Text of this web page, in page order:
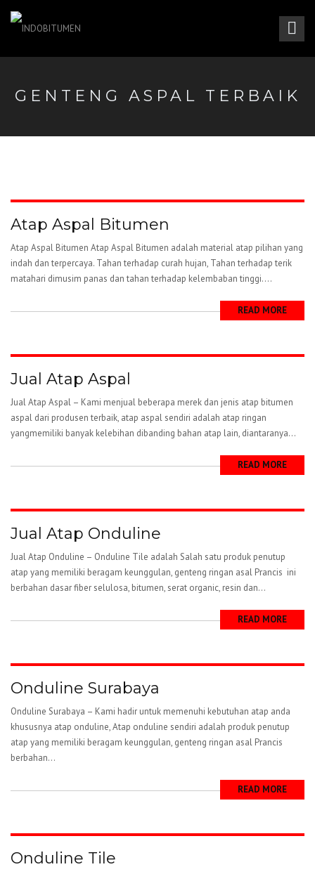
GENTENG ASPAL TERBAIK
Atap Aspal Bitumen
Atap Aspal Bitumen Atap Aspal Bitumen adalah material atap pilihan yang
indah dan terpercaya. Tahan terhadap curah hujan, Tahan terhadap terik
matahari dimusim panas dan tahan terhadap kelembaban tinggi....
READ MORE
Jual Atap Aspal
Jual Atap Aspal – Kami menjual beberapa merek dan jenis atap bitumen
aspal dari produsen terbaik, atap aspal sendiri adalah atap ringan
yangmemiliki banyak kelebihan dibanding bahan atap lain, diantaranya...
READ MORE
Jual Atap Onduline
Jual Atap Onduline – Onduline Tile adalah Salah satu produk penutup
atap yang memiliki beragam keunggulan, genteng ringan asal Prancis ini
berbahan dasar fiber selulosa, bitumen, serat organic, resin dan...
READ MORE
Onduline Surabaya
Onduline Surabaya – Kami hadir untuk memenuhi kebutuhan atap anda
khususnya atap onduline, Atap onduline sendiri adalah produk penutup
atap yang memiliki beragam keunggulan, genteng ringan asal Prancis
berbahan...
READ MORE
Onduline Tile